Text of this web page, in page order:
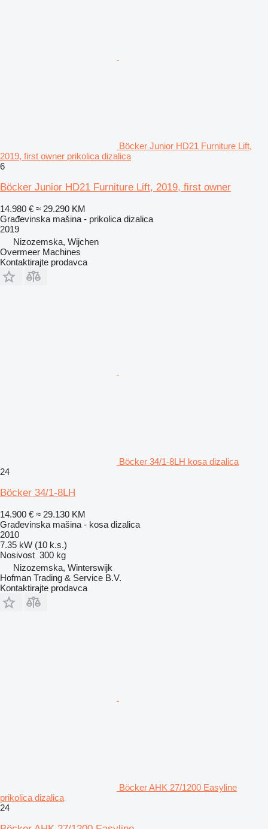
Böcker Junior HD21 Furniture Lift,
2019, first owner prikolica dizalica
6
Böcker Junior HD21 Furniture Lift, 2019, first owner
14.980 € ≈ 29.290 KM
Građevinska mašina - prikolica dizalica
2019
Nizozemska, Wijchen
Overmeer Machines
Kontaktirajte prodavca
Böcker 34/1-8LH kosa dizalica
24
Böcker 34/1-8LH
14.900 € ≈ 29.130 KM
Građevinska mašina - kosa dizalica
2010
7.35 kW (10 k.s.)
Nosivost 300 kg
Nizozemska, Winterswijk
Hofman Trading & Service B.V.
Kontaktirajte prodavca
Böcker AHK 27/1200 Easyline
prikolica dizalica
24